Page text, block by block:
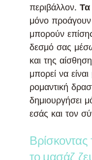
περιβάλλον. Τα
μόνο
μπορούν
δεσμό σας
και της
μπορεί να
ρομαντική
δημιουργήσει
εσάς και τον
το μασάζ